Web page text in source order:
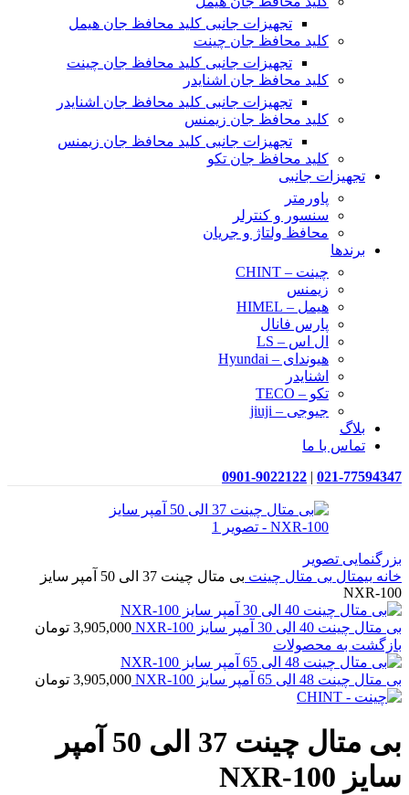
تجهیزات جانبی کلید محافظ جان هیمل
کلید محافظ جان چینت
تجهیزات جانبی کلید محافظ جان چینت
کلید محافظ جان اشنایدر
تجهیزات جانبی کلید محافظ جان اشنایدر
کلید محافظ جان زیمنس
تجهیزات جانبی کلید محافظ جان زیمنس
کلید محافظ جان تکو
تجهیزات جانبی
پاورمتر
سنسور و کنترلر
محافظ ولتاژ و‌ جریان
برندها
چینت – CHINT
زیمنس
هیمل – HIMEL
پارس فانال
ال اس – LS
هیوندای – Hyundai
اشنایدر
تکو – TECO
جیوجی – jiuji
بلاگ
تماس با ما
021-77594347
|
0901-9022122
بزرگنمایی تصویر
خانه بیمتال بی متال چینت
بی متال چینت 37 الی 50 آمپر سایز
NXR-100
بی متال چینت 40 الی 30 آمپر سایز NXR-100 3,905,000 تومان
بازگشت به محصولات
بی متال چینت 48 الی 65 آمپر سایز NXR-100 3,905,000 تومان
بی متال چینت 37 الی 50 آمپر
سایز NXR-100